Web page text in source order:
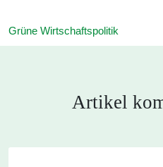
Grüne Wirtschaftspolitik
Artikel